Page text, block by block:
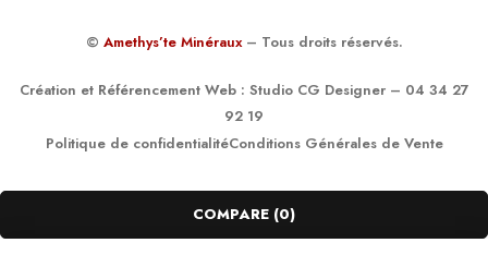
© Amethys’te Minéraux – Tous droits réservés.
Création et Référencement Web : Studio CG Designer– 04 34 27
92 19
Politique de confidentialitéConditions Générales de Vente
COMPARE (0)